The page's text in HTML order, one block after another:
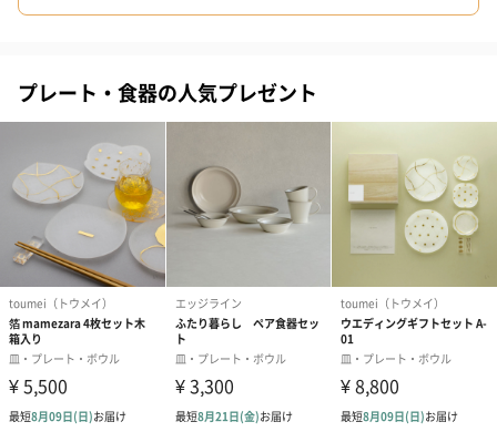
ボウル
【材質】セラミック
【パッケージ外装】直方体化粧箱
【製造国】中国
【備考】電子レンジ対応、食洗機対応
商品オプション情報
紙袋
商品に合わせたサイズをお届けします。
プレート・食器の人気プレゼント